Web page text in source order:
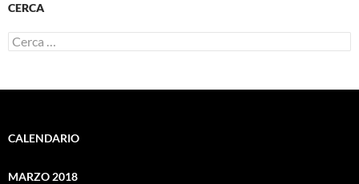
CERCA
Ricerca
per:
CALENDARIO
MARZO 2018